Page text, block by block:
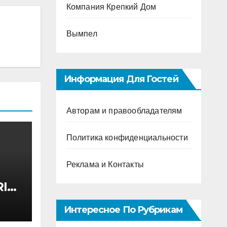
Компания Крепкий Дом
Вымпел
Информация Для Гостей
Авторам и правообладателям
Политика конфиденциальности
Реклама и Контакты
Интересное По Рубрикам